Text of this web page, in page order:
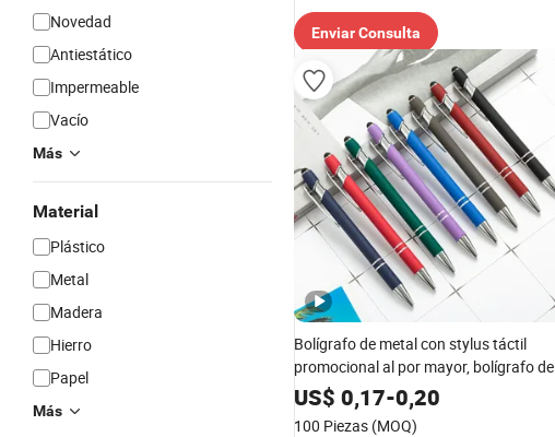
Novedad
Antiestático
Impermeable
Vacío
Más
Material
Plástico
Metal
Madera
Hierro
Papel
Más
Enviar Consulta
Bolígrafo de metal con stylus táctil
promocional al por mayor, bolígrafo de
metal con logo personalizado
US$ 0,17-0,20
100 Piezas (MOQ)